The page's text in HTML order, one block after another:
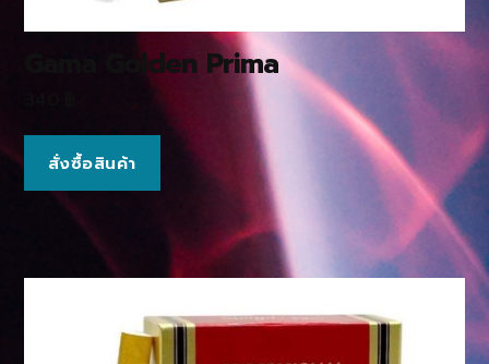
Gama Golden Prima
สั่งซื้อสินค้า